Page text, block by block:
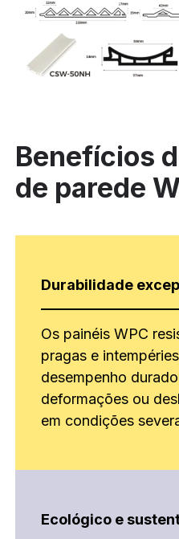
Benefícios
de parede
Durabilidade
Os painéis WPC
pragas e
desempenho
deformações ou
em condições
Ecológico e